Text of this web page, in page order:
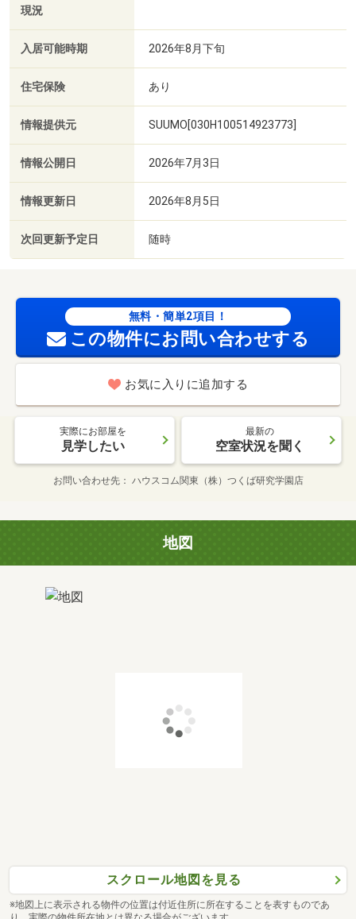
現況
入居可能時期 2026年8月下旬
住宅保険 あり
情報提供元 SUUMO[030H100514923773]
情報公開日 2026年7月3日
情報更新日 2026年8月5日
次回更新予定日 随時
無料・簡単2項目！
この物件にお問い合わせする
お気に入りに追加する
実際にお部屋を
見学したい
最新の
空室状況を聞く
お問い合わせ先 ハウスコム関東（株）つくば研究学園店
地図
スクロール地図を見る
※地図上に表示される物件の位置は付近住所に所在することを表すものであ